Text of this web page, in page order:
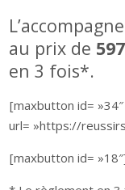
au prix de
en 3 fois*.
[maxbutton id= »34″
url= »https://
[maxbutton id=